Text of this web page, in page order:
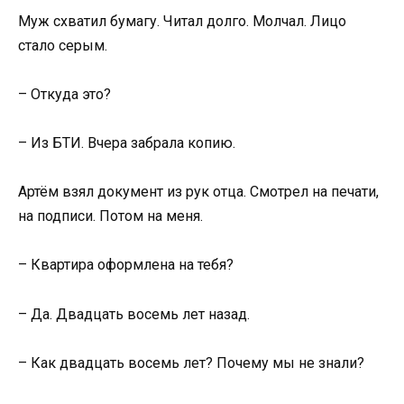
Муж схватил бумагу. Читал долго. Молчал. Лицо
стало серым.
– Откуда это?
– Из БТИ. Вчера забрала копию.
Артём взял документ из рук отца. Смотрел на печати,
на подписи. Потом на меня.
– Квартира оформлена на тебя?
– Да. Двадцать восемь лет назад.
– Как двадцать восемь лет? Почему мы не знали?